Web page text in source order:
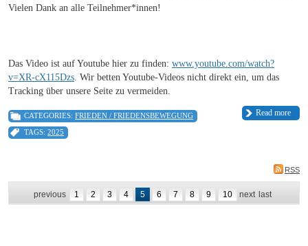
Vielen Dank an alle Teilnehmer*innen!
Das Video ist auf Youtube hier zu finden: www.youtube.com/watch?
v=XR-cX115Dzs . Wir betten Youtube-Videos nicht direkt ein, um das
Tracking über unsere Seite zu vermeiden.
Read more
CATEGORIES: FRIEDEN / FRIEDENSBEWEGUNG
TAGS: 2025
RSS
previous 1 2 3 4 5 6 7 8 9 10 next last